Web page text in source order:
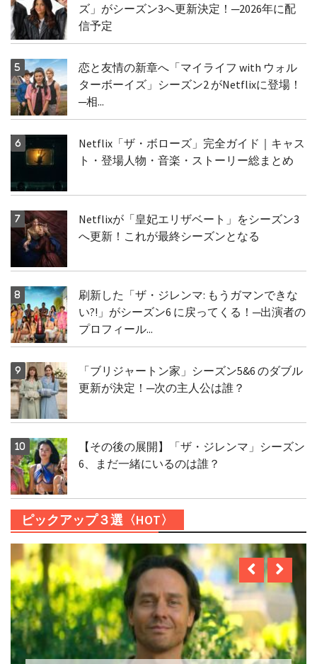
ズ」がシーズン3へ更新決定！─2026年に配
信予定
恋と友情の新章へ「マイライフ with ウォル
ターボーイズ」シーズン2 がNetflixに登場！
─相...
Netflix「ザ・ボローズ」完全ガイド｜キャス
ト・登場人物・音楽・ストーリー総まとめ
Netflixが「皇妃エリザベート」をシーズン3
へ更新！これが最終シーズンとなる
刷新した「ザ・ジレンマ: もうガマンできな
い?!」がシーズン6 に戻ってくる！─出演者の
プロフィール...
「ブリジャートン家」シーズン5&6 のダブル
更新が決定！─次の主人公は誰？
【その後の展開】「ザ・ジレンマ」シーズン
6、まだ一緒にいるのは誰？
ピックアップ３選〈HOT〉